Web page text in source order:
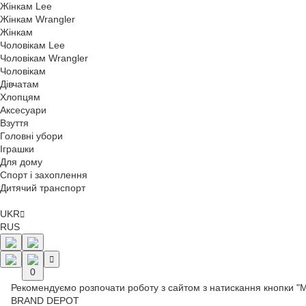
Жінкам Lee
Жінкам Wrangler
Жінкам
Чоловікам Lee
Чоловікам Wrangler
Чоловікам
Дівчатам
Хлопцям
Аксесуари
Взуття
Головні убори
Іграшки
Для дому
Спорт і захоплення
Дитячий транспорт
UKR
RUS
0
Рекомендуємо розпочати роботу з сайтом з натискання кнопки
BRAND DEPOT